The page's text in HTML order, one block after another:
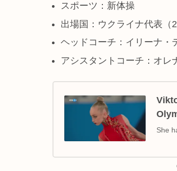
スポーツ：新体操
出場国：ウクライナ代表（
ヘッドコーチ：イリーナ・
アシスタントコーチ：オレ
She